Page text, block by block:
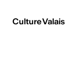
Culture Valais